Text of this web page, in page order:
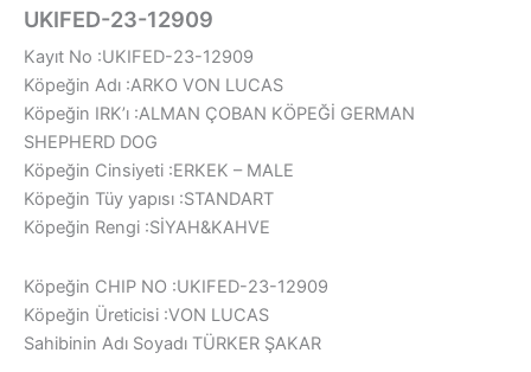
UKIFED-23-12909
Kayıt No :UKIFED-23-12909
Köpeğin Adı :ARKO VON LUCAS
Köpeğin IRK’ı :ALMAN ÇOBAN KÖPEĞİ GERMAN
SHEPHERD DOG
Köpeğin Cinsiyeti :ERKEK – MALE
Köpeğin Tüy yapısı :STANDART
Köpeğin Rengi :SİYAH&KAHVE
Köpeğin CHIP NO :UKIFED-23-12909
Köpeğin Üreticisi :VON LUCAS
Sahibinin Adı Soyadı TÜRKER ŞAKAR